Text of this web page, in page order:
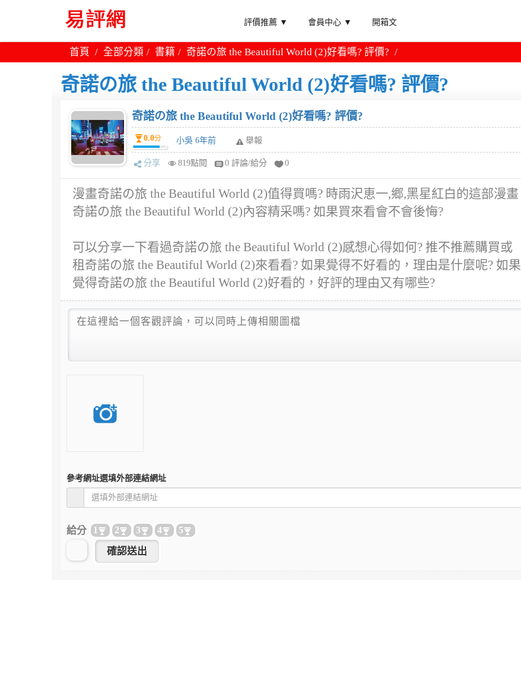
評價推薦 ▼ 會員中心 ▼ 開箱文
首頁 全部分類 書籍 奇諾の旅 the Beautiful World (2)好看嗎? 評價?
奇諾の旅 the Beautiful World (2)好看嗎? 評價?
奇諾の旅 the Beautiful World (2)好看嗎? 評價?
0.0分 小吳 6年前 舉報
分享 819點閱 0 評論/給分 0
漫畫奇諾の旅 the Beautiful World (2)值得買嗎? 時雨沢恵一,郷,黑星紅白的這部漫畫
奇諾の旅 the Beautiful World (2)內容精采嗎? 如果買來看會不會後悔?
可以分享一下看過奇諾の旅 the Beautiful World (2)感想心得如何? 推不推薦購買或
租奇諾の旅 the Beautiful World (2)來看看? 如果覺得不好看的，理由是什麼呢? 如果
覺得奇諾の旅 the Beautiful World (2)好看的，好評的理由又有哪些?
參考網址選填外部連結網址
給分 1 2 3 4 5